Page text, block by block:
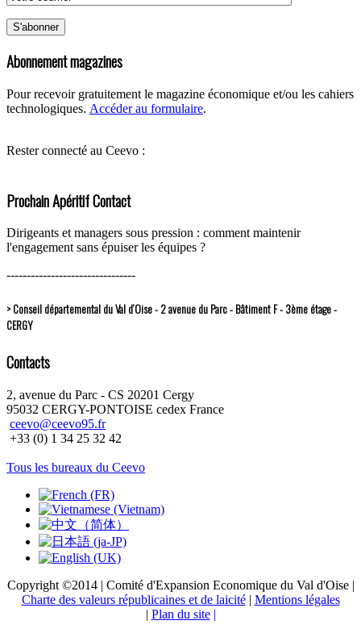
Abonnement magazines
Pour recevoir gratuitement le magazine économique et/ou les cahiers
technologiques. Accéder au formulaire.
Rester connecté au Ceevo :
Prochain Apéritif Contact
Dirigeants et managers sous pression : comment maintenir
l'engagement sans épuiser les équipes ?
--------------------------------
> Conseil départemental du Val d’Oise - 2 avenue du Parc - Bâtiment F - 3ème étage -
CERGY
Contacts
2, avenue du Parc - CS 20201 Cergy
95032 CERGY-PONTOISE cedex France
ceevo@ceevo95.fr
+33 (0) 1 34 25 32 42
Tous les bureaux du Ceevo
Copyright ©2014 | Comité d'Expansion Economique du Val d'Oise |
Charte des valeurs républicaines et de laicité| Mentions légales
| Plan du site |